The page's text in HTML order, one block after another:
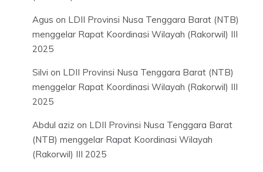
Agus on LDII Provinsi Nusa Tenggara Barat (NTB)
menggelar Rapat Koordinasi Wilayah (Rakorwil) III
2025
Silvi on LDII Provinsi Nusa Tenggara Barat (NTB)
menggelar Rapat Koordinasi Wilayah (Rakorwil) III
2025
Abdul aziz on LDII Provinsi Nusa Tenggara Barat
(NTB) menggelar Rapat Koordinasi Wilayah
(Rakorwil) III 2025